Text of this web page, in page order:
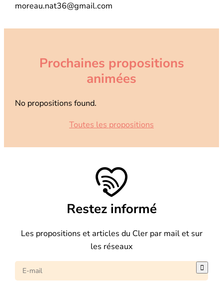
moreau.nat36@gmail.com
Prochaines propositions
animées
No propositions found.
Toutes les propositions
Restez informé
Les propositions et articles du Cler par mail et sur
les réseaux
